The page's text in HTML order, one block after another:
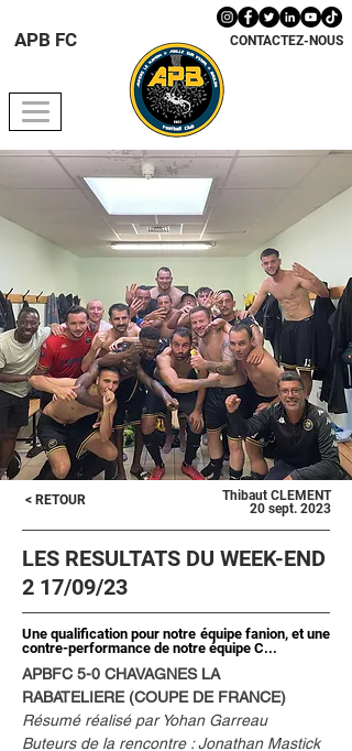
CONTACTEZ-NOUS
APB FC
< RETOUR
Thibaut CLEMENT
20 sept. 2023
LES RESULTATS DU WEEK-END
2 17/09/23
Une qualification pour notre équipe fanion, et une
contre-performance de notre équipe C...
APBFC 5-0 CHAVAGNES LA
RABATELIERE (COUPE DE FRANCE)
Résumé réalisé par Yohan Garreau
Buteurs de la rencontre : Jonathan Mastick